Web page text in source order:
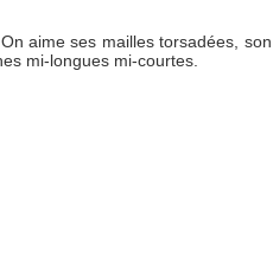
aime ses mailles torsadées, son
mi-longues mi-courtes.